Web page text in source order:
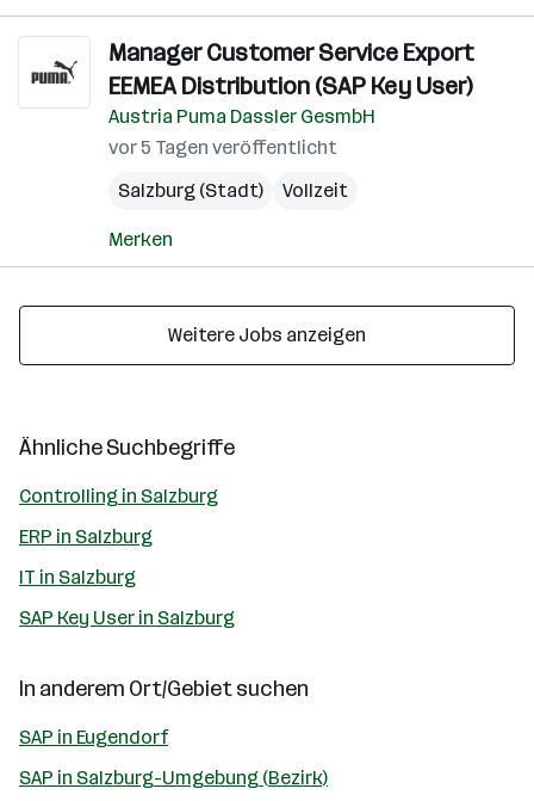
Manager Customer Service Export
EEMEA Distribution (SAP Key User)
Austria Puma Dassler GesmbH
vor 5 Tagen veröffentlicht
Salzburg (Stadt)
Vollzeit
Merken
Weitere Jobs anzeigen
Ähnliche Suchbegriffe
Controlling in Salzburg
ERP in Salzburg
IT in Salzburg
SAP Key User in Salzburg
In anderem Ort/Gebiet suchen
SAP in Eugendorf
SAP in Salzburg-Umgebung (Bezirk)